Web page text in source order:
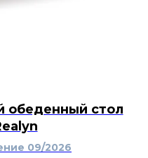
обеденный стол
09/2026